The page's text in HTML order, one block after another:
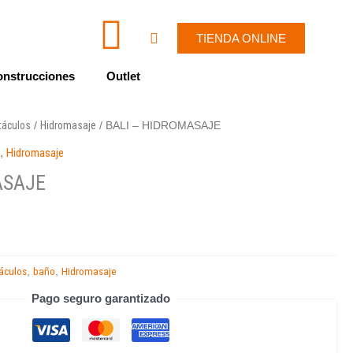
c
o
n
n
v
W
h
a
p
p
Cart TIENDA ONLINE
Outlet
/ Hidromasaje / BALI – HIDROMASAJE
,Hidromasaje
,baño ,Hidromasaje
Pago seguro garantizado